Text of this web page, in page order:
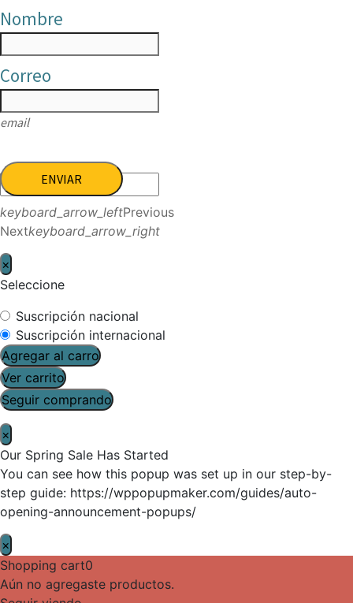
Nombre
Correo
email
ENVIAR
keyboard_arrow_leftPrevious
Nextkeyboard_arrow_right
×
Seleccione
Suscripción nacional
Suscripción internacional
Agregar al carro
Ver carrito
Seguir comprando
×
Our Spring Sale Has Started
You can see how this popup was set up in our step-by-
step guide: https://wppopupmaker.com/guides/auto-
opening-announcement-popups/
×
Shopping cart0
Aún no agregaste productos.